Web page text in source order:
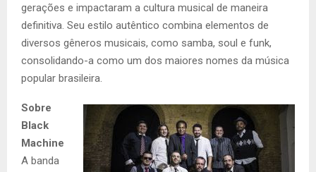
gerações e impactaram a cultura musical de maneira
definitiva. Seu estilo autêntico combina elementos de
diversos gêneros musicais, como samba, soul e funk,
consolidando-a como um dos maiores nomes da música
popular brasileira.
Sobre
Black
Machine
A banda